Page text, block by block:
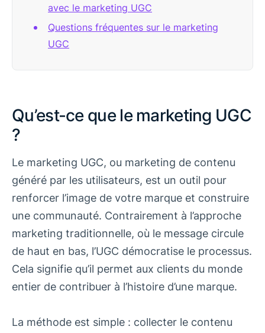
avec le marketing UGC
Questions fréquentes sur le marketing
UGC
Qu’est-ce que le marketing UGC
?
Le marketing UGC, ou marketing de contenu
généré par les utilisateurs, est un outil pour
renforcer l’image de votre marque et construire
une communauté. Contrairement à l’approche
marketing traditionnelle, où le message circule
de haut en bas, l’UGC démocratise le processus.
Cela signifie qu’il permet aux clients du monde
entier de contribuer à l’histoire d’une marque.
La méthode est simple : collecter le contenu